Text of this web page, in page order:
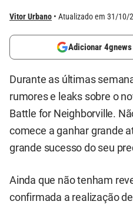
Vitor Urbano Atualizado em 31/10/
Adicionar
Durante as últimas
rumores e leaks sobre o
Battle for Neighborville.
comece a ganhar grande
grande sucesso do seu
Ainda que não tenham
confirmada a realização